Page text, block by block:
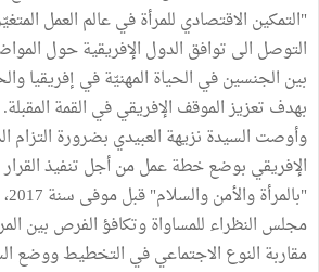
"التمكين الاقتصادي للمرأة في عالم العمل
التوصل الى توافق الدول الإفريقية حول
بين الجنسين في الحياة المهنيّة في إفريقيا
بهدف تعزيز الموقف الإفريقي في القمة المقبلة.
وأوصت السيدة نزيهة العبيدي بضرورة التزام
مجلس النظراء للمساواة وتكافؤ الفرص بين
مقاربة النوع الاجتماعي في التخطيط ووضع